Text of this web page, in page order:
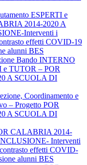
ESPERTI e
2014-2020 A
Interventi i
effetti COVID-19
alunni BES
Bando INTERNO
e TUTOR – POR
A SCUOLA DI
Coordinamento e
– Progetto POR
A SCUOLA DI
CALABRIA 2014-
Interventi
effetti COVID-
alunni BES